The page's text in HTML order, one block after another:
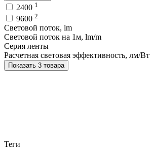
2400 1
9600 2
Световой поток, lm
Световой поток на 1м, lm/m
Серия ленты
Расчетная световая эффективность, лм/Вт
Показать 3 товара
Теги